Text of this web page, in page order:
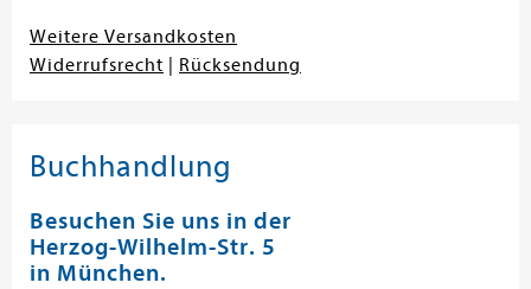
Weitere Versandkosten
Widerrufsrecht
Rücksendung
Buchhandlung
Besuchen Sie uns in der
Herzog-Wilhelm-Str. 5
in München.